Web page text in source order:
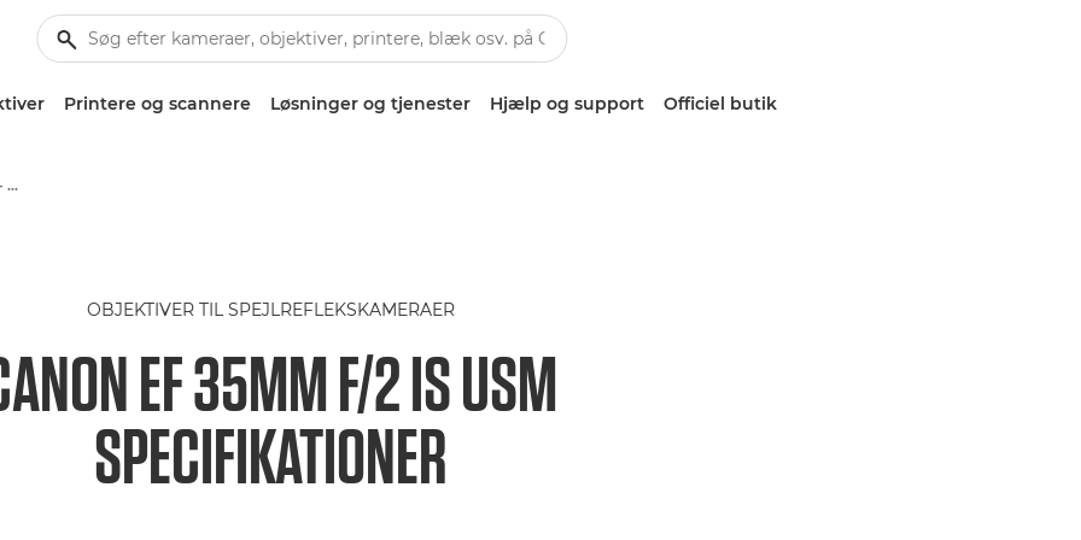
Printere og scannere Løsninger og tjenester Hjælp og support Officiel butik
Canon EF 35mm f/2 IS USM - Lenses - Camera & Photo lenses
OBJEKTIVER TIL SPEJLREFLEKSKAMERAER
EF 35MM F/2 IS USM
SPECIFIKATIONER